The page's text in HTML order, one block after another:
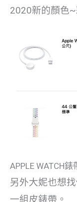
2020新的顏色~
APPLE WATCH錶
另外大妮也想
一組皮錶帶。